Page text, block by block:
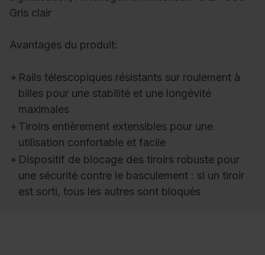
Gris clair
Avantages du produit:
+ Rails télescopiques résistants sur roulement à
billes pour une stabilité et une longévité
maximales
+ Tiroirs entièrement extensibles pour une
utilisation confortable et facile
+ Dispositif de blocage des tiroirs robuste pour
une sécurité contre le basculement : si un tiroir
est sorti, tous les autres sont bloqués